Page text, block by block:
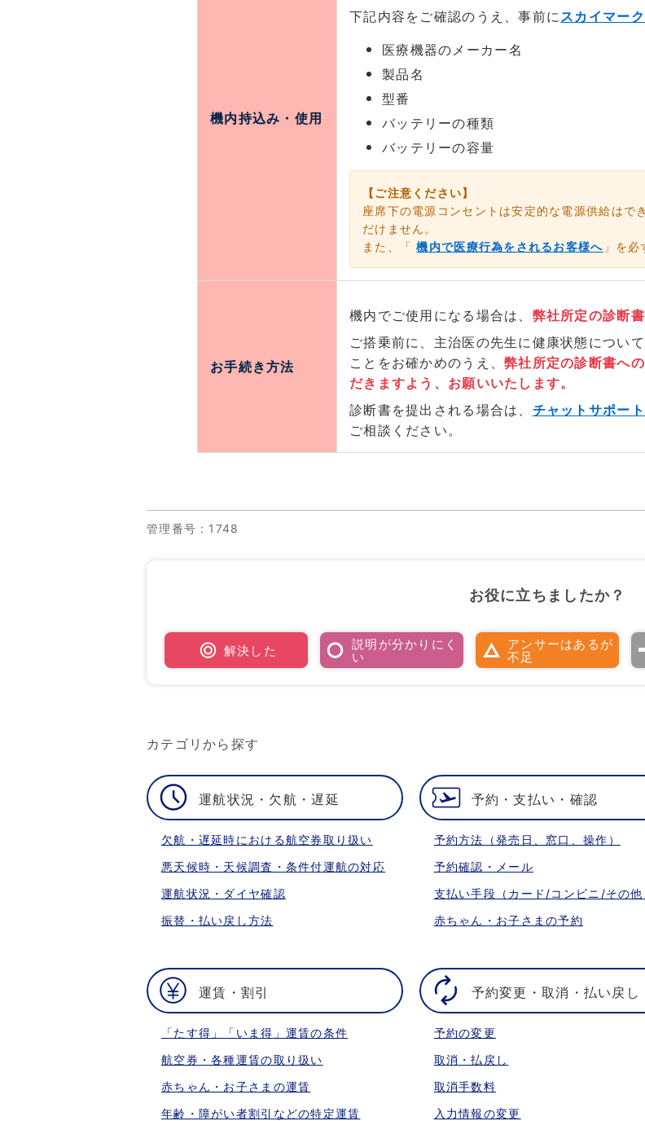
機内持込み・使用
下記内容をご確認のうえ、事前にスカイマー
医療機器のメーカー名
製品名
型番
バッテリーの種類
バッテリーの容量
【ご注意ください】
座席下の電源コンセントは安定的な電源供給はで
だけません。
また、「機内で医療行為をされるお客様へ 」を
お手続き方法
機内でご使用になる場合は、 弊社所定の診断
ご搭乗前に、主治医の先生に健康状態につい
ことをお確かめのうえ、弊社所定の診断書へ
だきますよう、お願いいたします。
診断書を提出される場合は、 チャットサポート
ご相談ください。
管理番号 ：1748
お役に立ちましたか？
解決した
説明が分かりにく
い
アンサーはあるが
不足
カテゴリから探す
運航状況・欠航・遅延
欠航・遅延時における航空券取り扱い
悪天候時・天候調査・条件付運航の対応
運航状況・ダイヤ確認
振替・払い戻し方法
予約・支払い・確認
予約方法（発売日、窓口、操作）
予約確認・メール
支払い手段（カード/コンビニ/その他
赤ちゃん・お子さまの予約
運賃・割引
「たす得」「いま得」運賃の条件
航空券・各種運賃の取り扱い
赤ちゃん・お子さまの運賃
年齢・障がい者割引などの特定運賃
予約変更・取消・払い戻し
予約の変更
取消・払戻し
取消手数料
入力情報の変更